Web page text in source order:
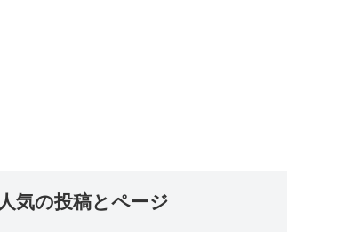
人気の投稿とページ